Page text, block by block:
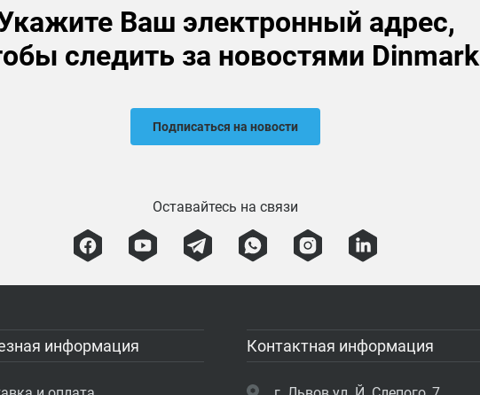
Ваш электронный адрес,
следить за новостями Dinmark
Подписаться на новости
Оставайтесь на связи
информация Контактная информация